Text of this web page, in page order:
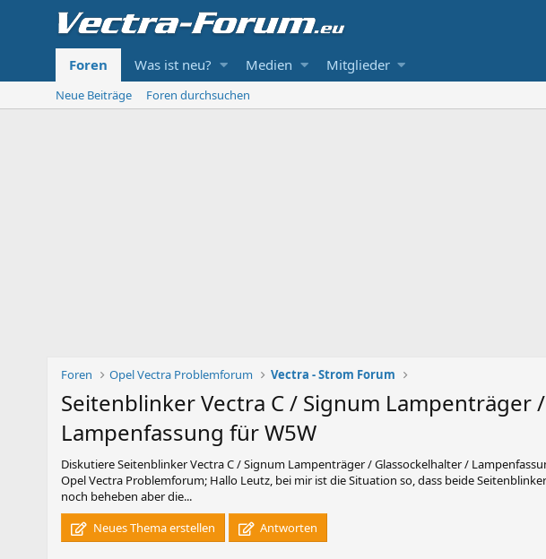
Foren Was ist neu? Medien Mitglieder
Neue Beiträge Foren durchsuchen
Foren Opel Vectra Problemforum Vectra - Strom Forum
Seitenblinker Vectra C / Signum Lampenträger
Lampenfassung für W5W
DiskutiereSeitenblinker Vectra C / Signum Lampenträger / Glassockelhalter /
Opel Vectra Problemforum; Hallo Leutz, bei mir ist die Situation so, dass beide
noch beheben aber die...
Neues Thema erstellen
Antworten